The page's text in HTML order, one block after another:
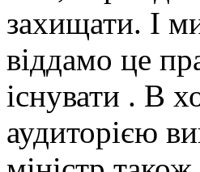
захищати. І
віддамо це
існувати . В
аудиторією